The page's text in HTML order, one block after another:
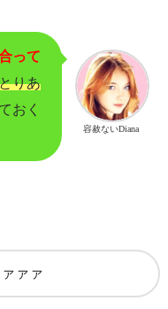
って
りあ
おく
容赦ないDiana
ァァ